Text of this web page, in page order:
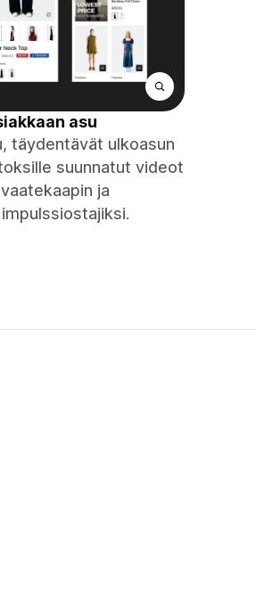
asu
täydentävät ulkoasun
suunnatut videot
ja